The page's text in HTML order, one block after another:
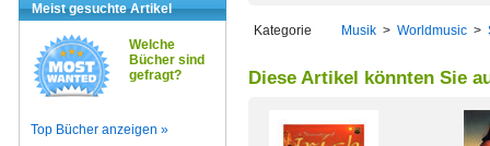
Meist gesuchte Artikel
Welche
Bücher sind
gefragt?
Top Bücher anzeigen »
Kategorie Musik > Worldmusic >
Diese Artikel könnten Sie